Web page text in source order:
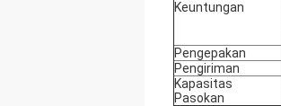
Keuntungan
Pengepakan
Pengiriman
Kapasitas
Pasokan